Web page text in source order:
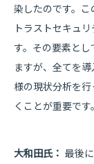
染したのです。
トラストセキュ
す。その要素とし
ますが、全てを
様の現状分析を
くことが重要です。
大和田氏： 最後